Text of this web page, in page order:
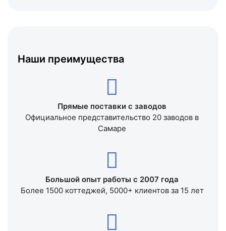
Наши преимущества
Прямые поставки с заводов
Официальное представительство 20 заводов в
Самаре
Большой опыт работы с 2007 года
Более 1500 коттеджей, 5000+ клиентов за 15 лет